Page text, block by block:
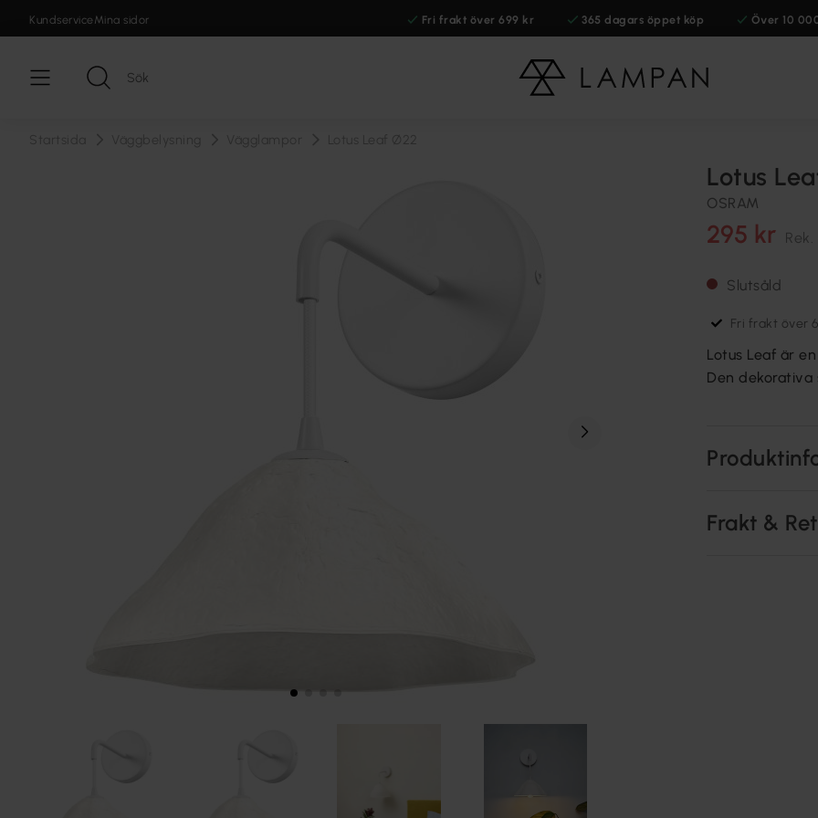
KundserviceMina sidor Fri frakt över 699 kr 365 dagars öppet köp Över 10
Lotus
OSRAM
295 kr Rek.
Slutsåld
Fri frakt över
Lotus Leaf är
Den
Frakt &